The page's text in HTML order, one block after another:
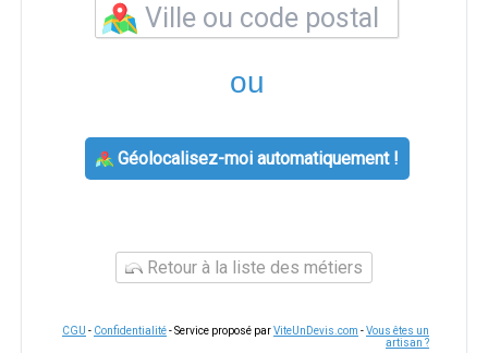
ou
Géolocalisez-moi automatiquement !
Retour à la liste des métiers
CGU - Confidentialité- Service proposé parViteUnDevis.com -Vous êtes un
artisan ?